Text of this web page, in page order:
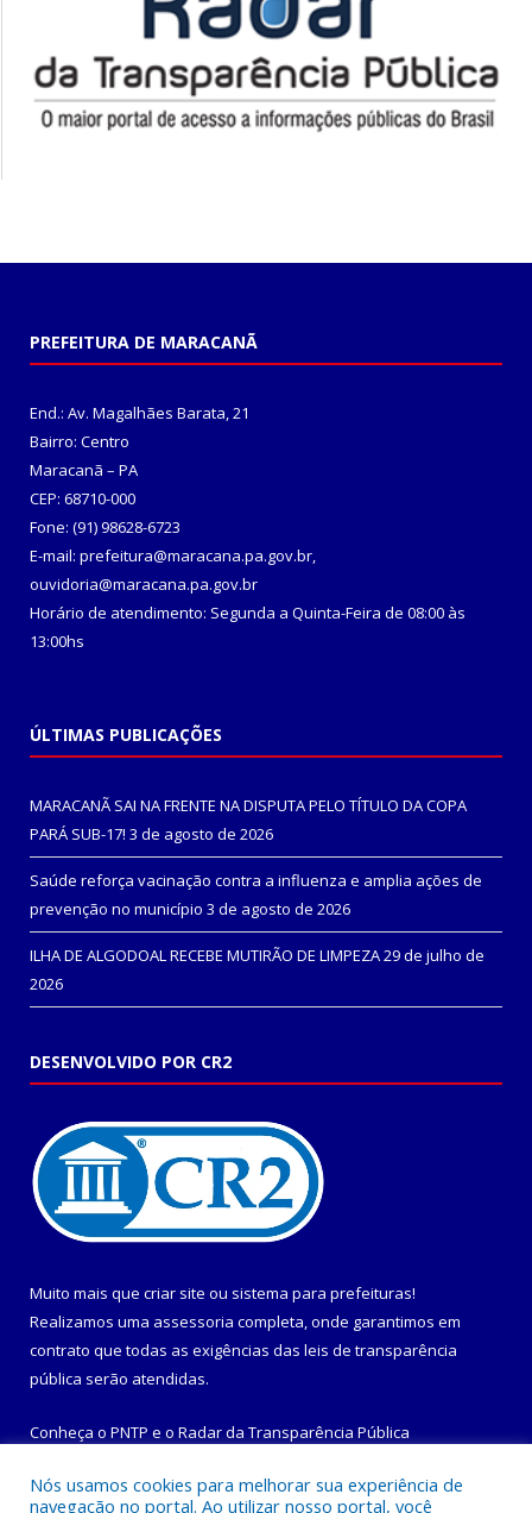
PREFEITURA DE MARACANÃ
End.: Av. Magalhães Barata, 21
Bairro: Centro
Maracanã – PA
CEP: 68710-000
Fone: (91) 98628-6723
E-mail: prefeitura@maracana.pa.gov.br,
ouvidoria@maracana.pa.gov.br
Horário de atendimento: Segunda a Quinta-Feira de 08:00 às
13:00hs
ÚLTIMAS PUBLICAÇÕES
MARACANÃ SAI NA FRENTE NA DISPUTA PELO TÍTULO DA COPA
PARÁ SUB-17! 3 de agosto de 2026
Saúde reforça vacinação contra a influenza e amplia ações de
prevenção no município 3 de agosto de 2026
ILHA DE ALGODOAL RECEBE MUTIRÃO DE LIMPEZA29 de julho de
2026
DESENVOLVIDO POR CR2
Muito mais que criar site ou sistema para prefeituras!
Realizamos uma assessoria completa, onde garantimos em
contrato que todas as exigências das leis de transparência
pública serão atendidas.
Conheça o PNTP e o Radar da Transparência Pública
Nós usamos cookies para melhorar sua experiência de
navegação no portal. Ao utilizar nosso portal, você